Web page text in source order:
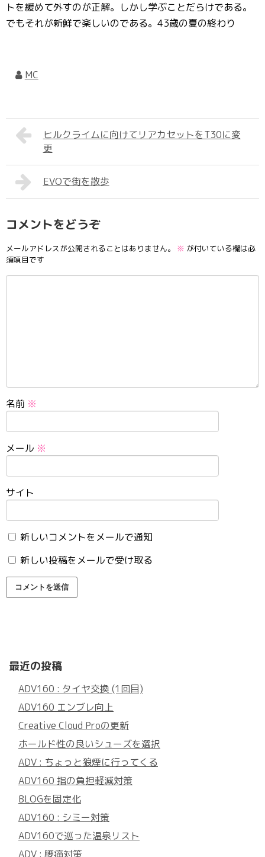
トを緩めて外すのが正解。しかし学ぶことだらけである。
でもそれが新鮮で楽しいのである。43歳の夏の終わり
MC
ヒルクライムに向けてリアカセットをT30に変
更
EVOで街を散歩
コメントをどうぞ
メールアドレスが公開されることはありません。 ※ が付いている欄は必
須項目です
名前 ※
メール ※
サイト
新しいコメントをメールで通知
新しい投稿をメールで受け取る
最近の投稿
ADV160 : タイヤ交換 (1回目)
ADV160 エンブレ向上
Creative Cloud Proの更新
ホールド性の良いシューズを選択
ADV : ちょっと狼煙に行ってくる
ADV160 指の負担軽減対策
BLOGを固定化
ADV160 : シミー対策
ADV160で巡った温泉リスト
ADV : 腰痛対策